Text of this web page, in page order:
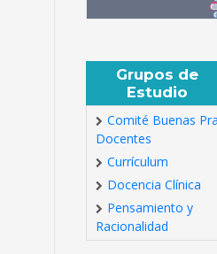
Grupos de
Estudio
Comité Buenas
Docentes
Currículum
Docencia Clínica
Pensamiento y
Racionalidad